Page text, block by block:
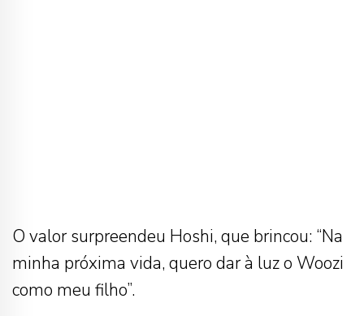
O valor surpreendeu Hoshi, que brincou: “Na
minha próxima vida, quero dar à luz o Woozi
como meu filho”.